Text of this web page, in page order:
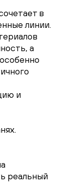
в
линии.
а
и
реальный